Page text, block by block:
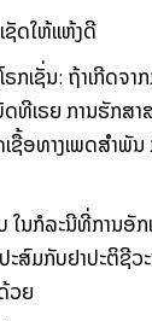
ຊັດໃຫ້ແຫ້ງດີ
ເຊັ່ນ: ຖ້າເກີດຈ
ທີເຣຍ ການຮັກສາ
ອທາງເພດສຳພັນ
ນກໍລະນີທີ່ການອັ
ະສົມກັບຢາປະຕິຊີ
ວຍ